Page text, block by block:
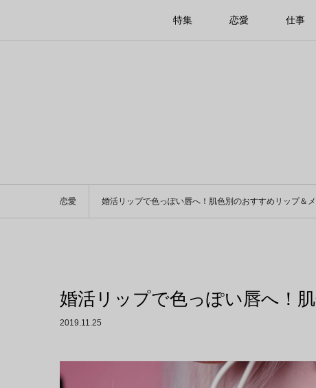
特集 恋愛 仕事
恋愛 婚活リップで色っぽい唇へ！肌色別のおすすめリップ＆
婚活リップで色っぽい唇へ！
2019.11.25